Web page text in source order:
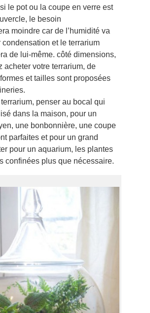
le pot ou la coupe en verre est
le besoin
moindre car de l’humidité va
condensation et le terrarium
de lui-même. côté dimensions,
acheter votre terrarium, de
et tailles sont proposées
penser au bocal qui
dans la maison, pour un
une bonbonnière, une coupe
parfaites et pour un grand
pour un aquarium, les plantes
confinées plus que nécessaire.